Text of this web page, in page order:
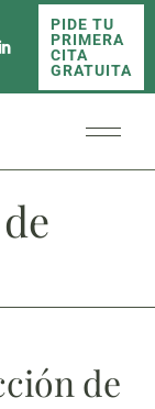
PIDE TU
PRIMERA
CITA
GRATUITA
de